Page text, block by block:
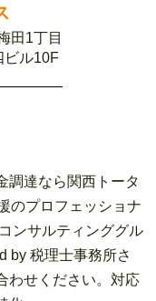
田1丁目
ビル10F
調達なら関西トータ
のプロフェッショナ
ンサルティンググル
by 税理士事務所さ
わせください。対応